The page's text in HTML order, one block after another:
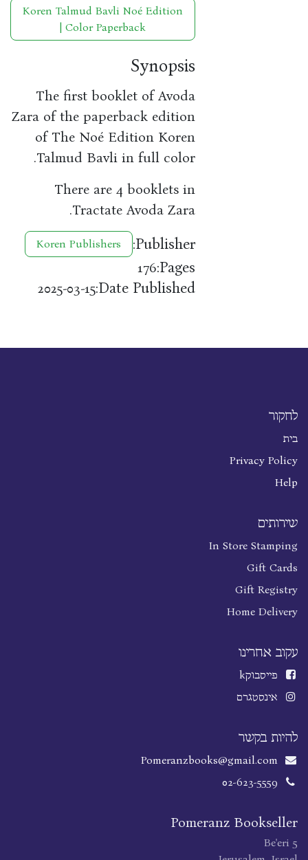
Koren Talmud Bavli Noé Edition
| Color Paperback
Synopsis
The first booklet of Avoda
Zara of the paperback edition
of The Noé Edition Koren
Talmud Bavli in full color.
There are 4 booklets in
Tractate Avoda Zara.
Publisher:
Koren Publishers
Pages:
176
Date Published:
2025-03-15
לחקור
בית
Privacy Policy
Help
שירותים
In Store Stamping
Gift Cards
Gift Registry
Home Delivery
עקוב אחרינו
פייסבוקk
אינסטגרם
להיות בקשר
Pomeranzbooks@gmail.com
02-623-5559
Pomeranz Bookseller
Be'eri 5